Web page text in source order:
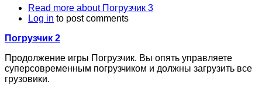
Read more about Погрузчик 3
Log in to post comments
Погрузчик 2
Продолжение игры Погрузчик. Вы опять управляете
суперсовременным погрузчиком и должны загрузить все
грузовики.